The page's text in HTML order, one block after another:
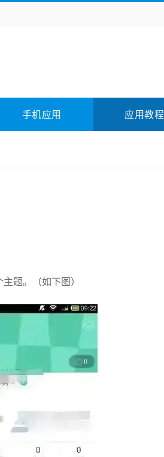
影音软件 插件下载
手机应用 应用教程
题。（如下图）